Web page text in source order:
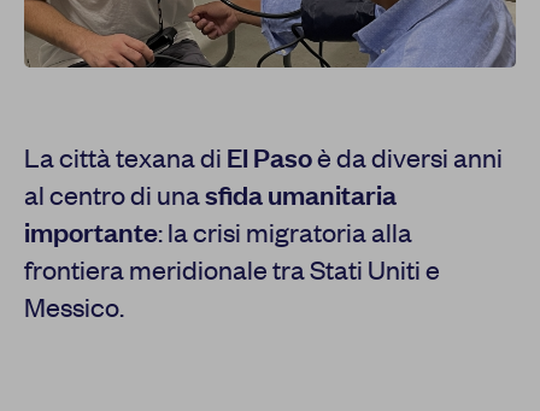
La città texana di El Pasoè da diversi anni
al centro di unasfida umanitaria
importante: la crisi migratoria alla
frontiera meridionale tra Stati Uniti e
Messico.